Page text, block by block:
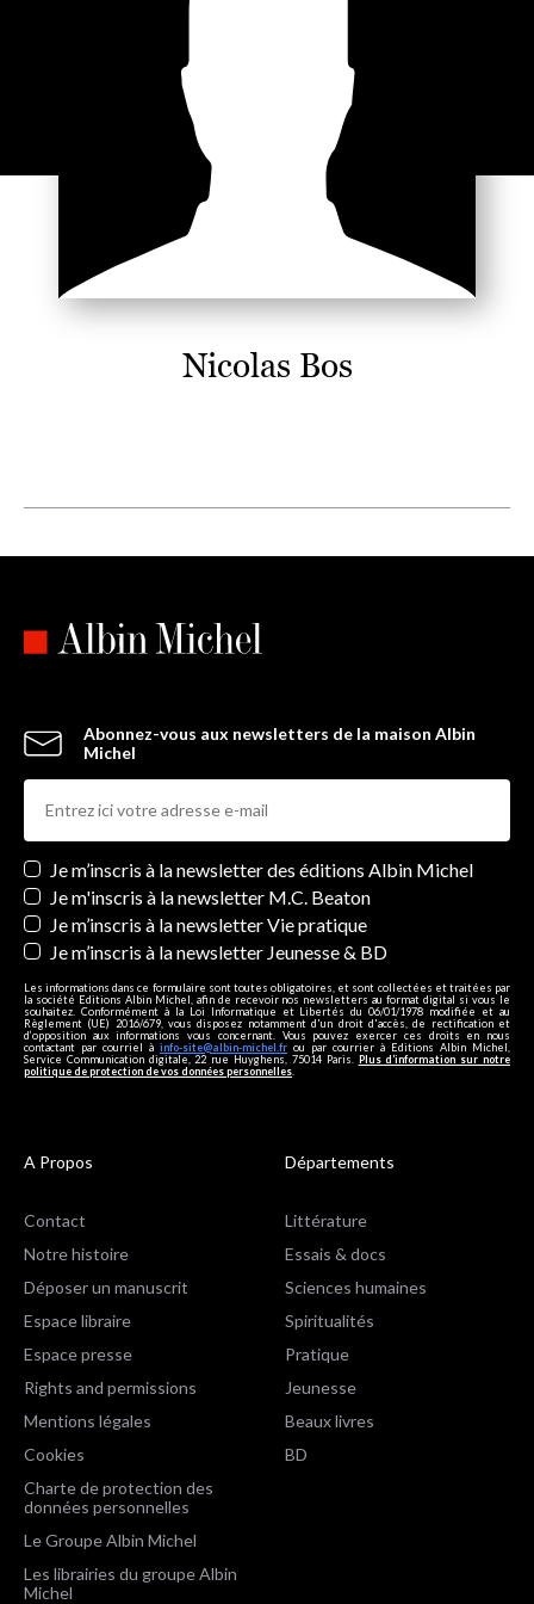
Nicolas Bos
Abonnez-vous aux newsletters de la maison Albin
Michel
Newsletters
Je m’inscris à la newsletter des éditions Albin Michel
Je m'inscris à la newsletter M.C. Beaton
Je m’inscris à la newsletter Vie pratique
Je m’inscris à la newsletter Jeunesse & BD
Les informations dans ce formulaire sont toutes obligatoires, et sont collectées et traitées par
la société Editions Albin Michel, afin de recevoir nos newsletters au format digital si vous le
souhaitez. Conformément à la Loi Informatique et Libertés du 06/01/1978 modifiée et au
Règlement (UE) 2016/679, vous disposez notamment d'un droit d'accès, de rectification et
d’opposition aux informations vous concernant. Vous pouvez exercer ces droits en nous
contactant par courriel à info-site@albin-michel.fr ou par courrier à Editions Albin Michel,
Service Communication digitale, 22 rue Huyghens, 75014 Paris. Plus d’information sur notre
politique de protection de vos données personnelles
A Propos
Contact
Notre histoire
Déposer un manuscrit
Espace libraire
Espace presse
Rights and permissions
Mentions légales
Cookies
Charte de protection des
données personnelles
Le Groupe Albin Michel
Les librairies du groupe Albin
Michel
Départements
Littérature
Essais & docs
Sciences humaines
Spiritualités
Pratique
Jeunesse
Beaux livres
BD